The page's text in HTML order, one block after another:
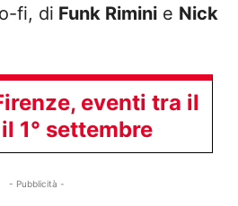
fi, di Funk Rimini e Nick
eventi tra il
1° settembre
- Pubblicità -